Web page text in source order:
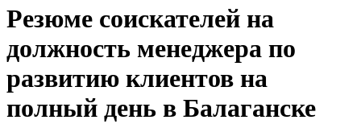
Резюме соискателей на
должность менеджера по
развитию клиентов на
полный день в Балаганске